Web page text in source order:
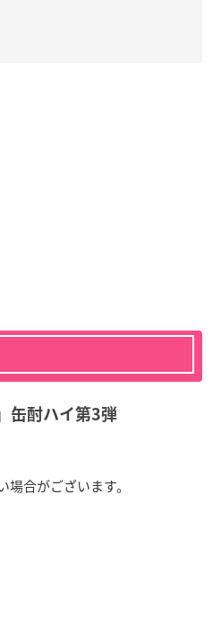
缶酎ハイ第3弾
合がございます。